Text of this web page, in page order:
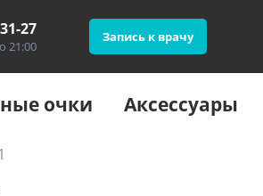
27
21:00
Запись к врачу
очки Аксессуары